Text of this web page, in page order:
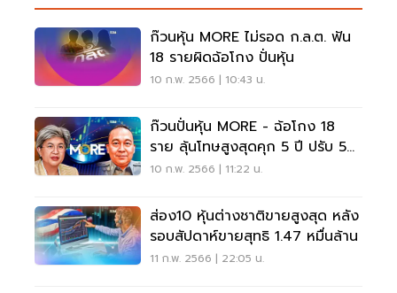
ก๊วนหุ้น MORE ไม่รอด ก.ล.ต. ฟัน
18 รายผิดฉ้อโกง ปั่นหุ้น
10 ก.พ. 2566 | 10:43 น.
ก๊วนปั่นหุ้น MORE - ฉ้อโกง 18
ราย ลุ้นโทษสูงสุดคุก 5 ปี ปรับ 5
ล้านบาท
10 ก.พ. 2566 | 11:22 น.
ส่อง10 หุ้นต่างชาติขายสูงสุด หลัง
รอบสัปดาห์ขายสุทธิ 1.47 หมื่นล้าน
11 ก.พ. 2566 | 22:05 น.